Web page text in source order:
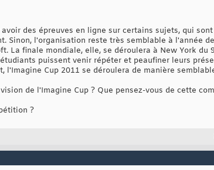
des épreuves en ligne sur certains sujets, qui
Sinon, l'organisation reste très semblable à l'année
La finale mondiale, elle, se déroulera à New York du
puissent venir répéter et peaufiner leurs
Cup 2011 se déroulera de manière
de l'Imagine Cup ? Que pensez-vous de cette
?